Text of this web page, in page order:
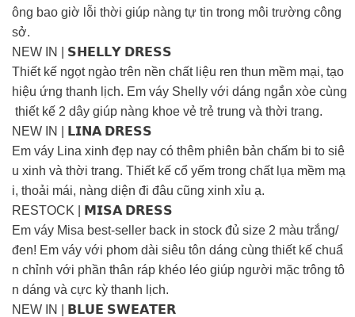
ông bao giờ lỗi thời giúp nàng tự tin trong môi trường công
sở.
NEW IN | 𝗦𝗛𝗘𝗟𝗟𝗬 𝗗𝗥𝗘𝗦𝗦
Thiết kế ngọt ngào trên nền chất liệu ren thun mềm mại, tạo
hiệu ứng thanh lịch. Em váy Shelly với dáng ngắn xòe cùng
thiết kế 2 dây giúp nàng khoe vẻ trẻ trung và thời trang.
NEW IN | 𝗟𝗜𝗡𝗔 𝗗𝗥𝗘𝗦𝗦
Em váy Lina xinh đẹp nay có thêm phiên bản chấm bi to siê
u xinh và thời trang. Thiết kế cổ yếm trong chất lụa mềm mạ
i, thoải mái, nàng diện đi đâu cũng xinh xỉu ạ.
RESTOCK | 𝗠𝗜𝗦𝗔 𝗗𝗥𝗘𝗦𝗦
Em váy Misa best-seller back in stock đủ size 2 màu trắng/
đen! Em váy với phom dài siêu tôn dáng cùng thiết kế chuẩ
n chỉnh với phần thân ráp khéo léo giúp người mặc trông tô
n dáng và cực kỳ thanh lịch.
NEW IN | 𝗕𝗟𝗨𝗘 𝗦𝗪𝗘𝗔𝗧𝗘𝗥